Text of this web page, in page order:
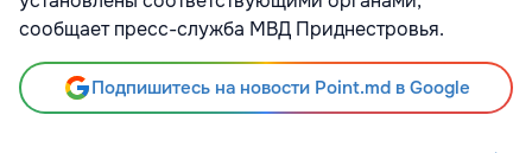
сообщает пресс-служба МВД Приднестровья.
Подпишитесь на новости Point.md в Google